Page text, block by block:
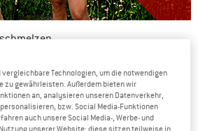
SALE
bis 63%
vergleichbare Technologien, um die notwendigen
zu gewährleisten. Außerdem bieten wir
an, analysieren unseren Datenverkehr,
bzw. Social Media-Funktionen
auch unsere Social Media-, Werbe- und
unserer Website; diese sitzen teilweise in